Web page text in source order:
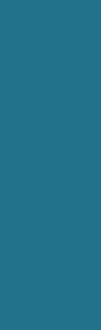
de
“Porque
devemos nos
portal Bonifácio,
se constituir
nossa
inaugural da
Pior ainda,